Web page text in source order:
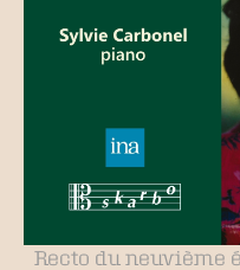
Recto du neuvième